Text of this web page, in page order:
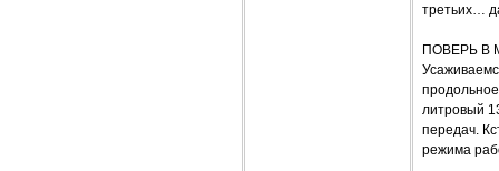
третьих…
ПОВЕРЬ В
литровый
передач.
режима